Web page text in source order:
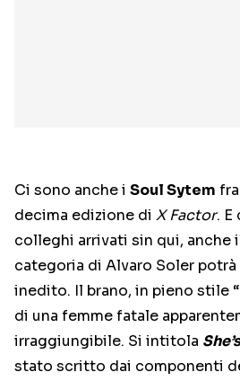
Ci sono anche i Soul Sytem
decima edizione di X Factor. E
colleghi arrivati sin qui, anche
categoria di Alvaro Soler potrà
inedito. Il brano, in pieno stile
di una femme fatale
irraggiungibile. Si intitola
stato scritto dai componenti